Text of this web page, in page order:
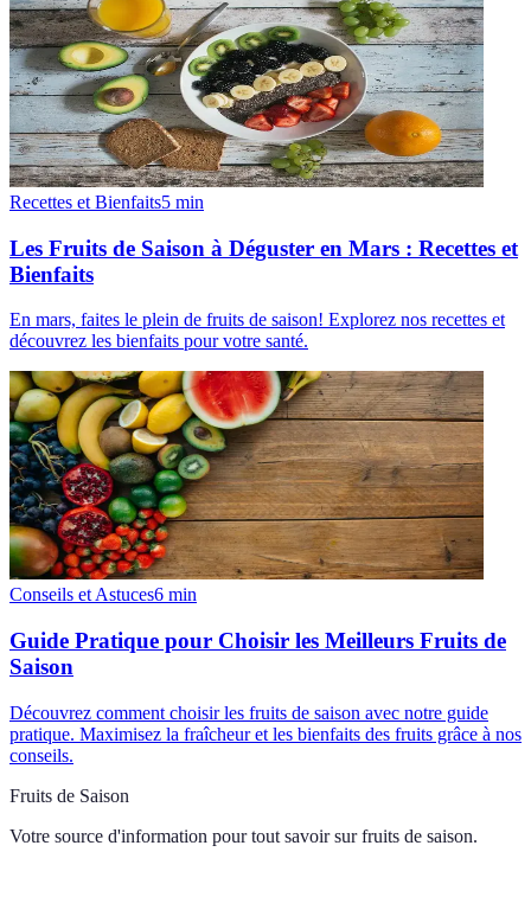
Recettes et Bienfaits5 min
Les Fruits de Saison à Déguster en Mars : Recettes et
Bienfaits
En mars, faites le plein de fruits de saison! Explorez nos recettes et
découvrez les bienfaits pour votre santé.
Conseils et Astuces6 min
Guide Pratique pour Choisir les Meilleurs Fruits de
Saison
Découvrez comment choisir les fruits de saison avec notre guide
pratique. Maximisez la fraîcheur et les bienfaits des fruits grâce à nos
conseils.
Fruits de Saison
Votre source d'information pour tout savoir sur fruits de saison.